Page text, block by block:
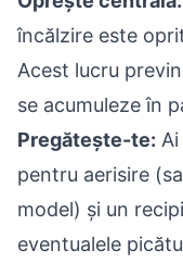
încălzire este
Acest lucru
se acumuleze în
Pregătește-te:
pentru aerisire
model) și un
eventualele